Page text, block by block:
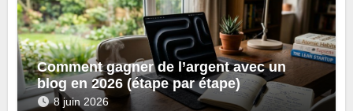
Comment gagner de l’argent avec un
blog en 2026 (étape par étape)
8 juin 2026